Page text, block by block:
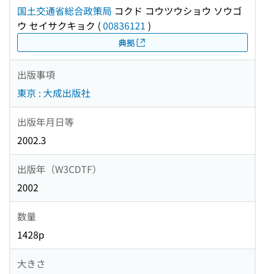
国土交通省総合政策局 コクド コウツウショウ ソウゴ
ウ セイサクキョク (00836121 )
典拠
出版事項
東京 : 大成出版社
出版年月日等
2002.3
出版年（W3CDTF）
2002
数量
1428p
大きさ